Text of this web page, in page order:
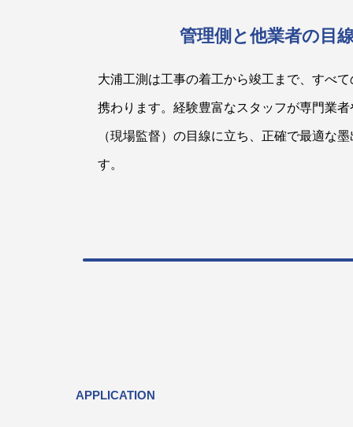
管理側と他業者の目
大浦工測は工事の着工から竣工まで、すべ
携わります。経験豊富なスタッフが専門業
（現場監督）の目線に立ち、正確で最適な
す。
APPLICATION